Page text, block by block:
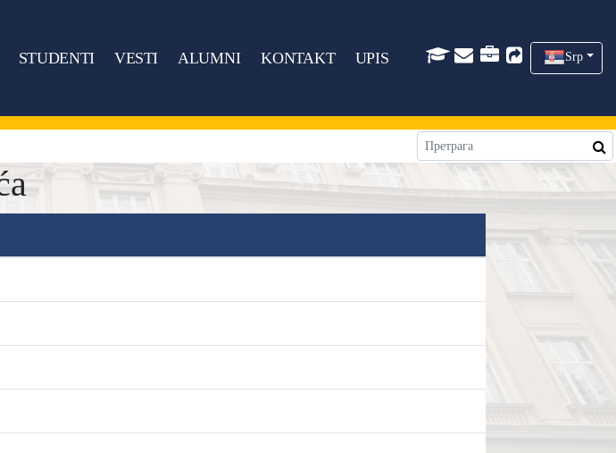
STUDENTI VESTI ALUMNI KONTAKT UPIS Srp